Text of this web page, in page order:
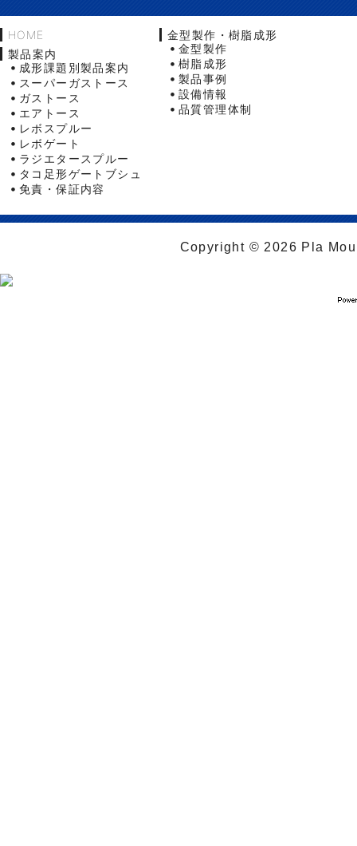
HOME
製品案内
成形課題別製品案内
スーパーガストース
ガストース
エアトース
レボスプルー
レボゲート
ラジエタースプルー
タコ足形ゲートブシュ
免責・保証内容
金型製作・樹脂成形
金型製作
樹脂成形
製品事例
設備情報
品質管理体制
Copyright © 2026 Pla